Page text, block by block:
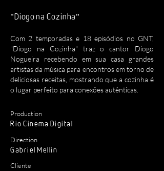
"Diogo na Cozinha"
Com 2 temporadas e 18 episódios no GNT,
"Diogo na Cozinha" traz o cantor Diogo
Nogueira recebendo em sua casa grandes
artistas da música para encontros em torno de
deliciosas receitas, mostrando que a cozinha é
o lugar perfeito para conexões autênticas.
Production
Rio Cinema Digital
Direction
Gabriel Mellin
Cliente